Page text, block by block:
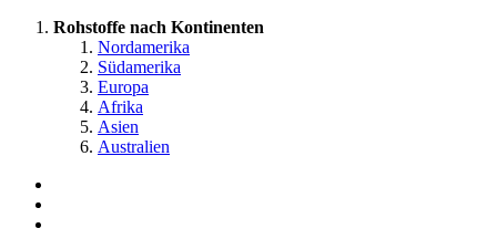
Rohstoffe nach Kontinenten
Nordamerika
Südamerika
Europa
Afrika
Asien
Australien